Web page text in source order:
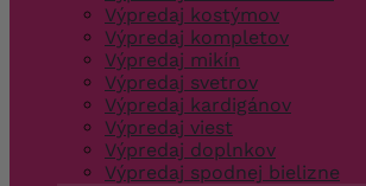
Výpredaj kostýmov
Výpredaj kompletov
Výpredaj mikín
Výpredaj svetrov
Výpredaj kardigánov
Výpredaj viest
Výpredaj doplnkov
Výpredaj spodnej bielizne